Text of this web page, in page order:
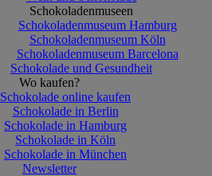
Schokoladenmuseen
Schokoladenmuseum Hamburg
Schokoladenmuseum Köln
Schokoladenmuseum Barcelona
Schokolade und Gesundheit
Wo kaufen?
Schokolade online kaufen
Schokolade in Berlin
Schokolade in Hamburg
Schokolade in Köln
Schokolade in München
Newsletter